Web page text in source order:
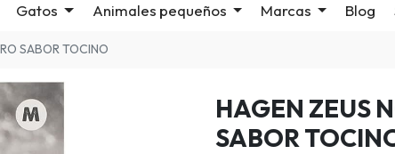
Gatos Animales pequeños Marcas Blog
SABOR TOCINO
HAGEN ZEUS
SABOR